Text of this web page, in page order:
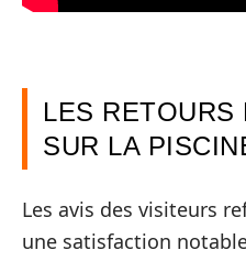
LES RETOURS
SUR LA
Les avis des visiteurs
une satisfaction